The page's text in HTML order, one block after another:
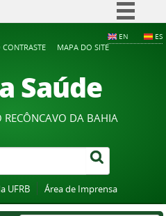
Participe
Acesso à informação
Legislação
Canais
EN ES
MAPA DO SITE
Saúde
RECÔNCAVO DA BAHIA
UFRB Área de Imprensa